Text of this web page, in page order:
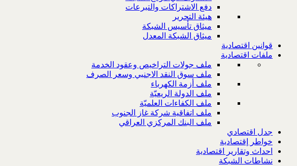
دفع الاشتراكات والتبرعات
هيئة التحرير
ميثاق تأسيس الشبكة
ميثاق الشبكة المعدل
قوانين اقتصادية
ملفات اقتصادية
ملف جولات التراخيص وعقود الخدمة
ملف سوق النقد الاجنبي وسعر الصرف
ملف أزمة الكهرباء
ملف الدولة الريعيّة
ملف الكفاءات العلميّة
ملف اتفاقية شركة غاز الجنوب
ملف البنك المركزي العراقي
جدل اقتصادي
خواطر إقتصادية
احداث وتقارير اقتصادية
نشاطات الشبكة